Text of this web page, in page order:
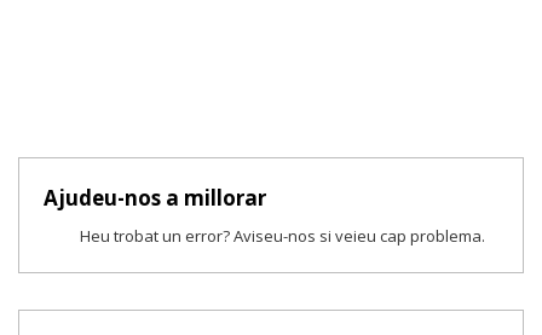
Ajudeu-nos a millorar
Heu trobat un error? Aviseu-nos si veieu cap problema.